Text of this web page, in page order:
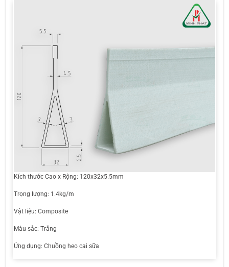
Kích thước Cao x Rộng: 120x32x5.5mm
Trọng lượng: 1.4kg/m
Vật liệu: Composite
Màu sắc: Trắng
Ứng dụng: Chuồng heo cai sữa